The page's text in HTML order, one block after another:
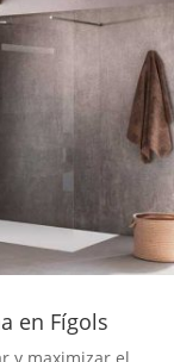
en Fígols